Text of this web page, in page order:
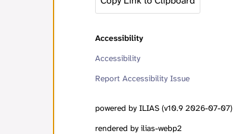
Accessibility
Accessibility
Report Accessibility Issue
powered by ILIAS (v10.9 2026-07-07)
rendered by ilias-webp2